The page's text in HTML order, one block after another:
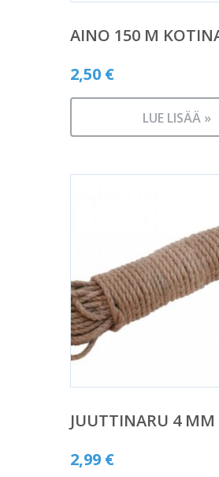
AINO 150 M
2,50 €
LUE LISÄÄ »
JUUTTINARU 4 MM
2,99 €